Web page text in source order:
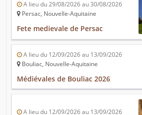
A lieu du 29/08/2026 au 30/08/2026
Persac, Nouvelle-Aquitaine
Fete medievale de Persac
A lieu du 12/09/2026 au 13/09/2026
Bouliac, Nouvelle-Aquitaine
Médiévales de Bouliac 2026
A lieu du 12/09/2026 au 13/09/2026